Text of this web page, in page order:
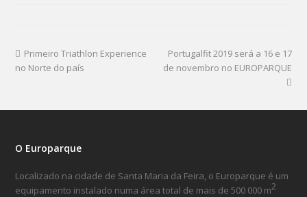
Primeiro Triathlon Experience
no Norte do país
Portugalfit 2019 será a 16 e 17
de novembro no EUROPARQUE
O Europarque
Localizado na cidade de Santa Maria da Feira, o Europarque é um
equipamento instalado numa área total de mais de 500 000 m2